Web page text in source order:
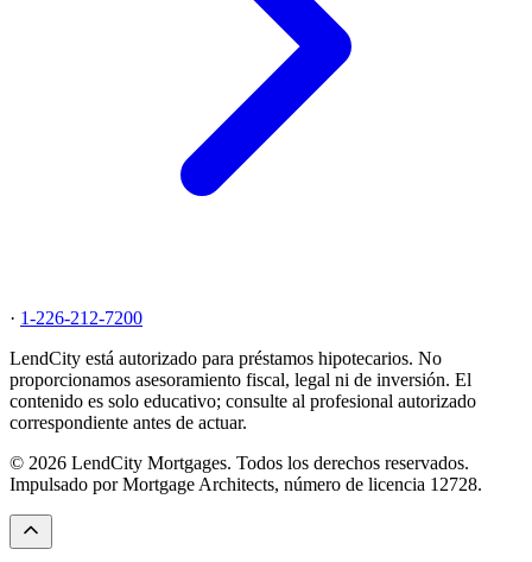
· 1-226-212-7200
LendCity está autorizado para préstamos hipotecarios. No
proporcionamos asesoramiento fiscal, legal ni de inversión. El
contenido es solo educativo; consulte al profesional autorizado
correspondiente antes de actuar.
© 2026 LendCity Mortgages. Todos los derechos reservados.
Impulsado por Mortgage Architects, número de licencia 12728.